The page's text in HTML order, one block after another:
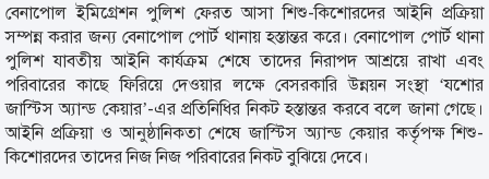
বেনাপোল ইমিগ্রেশন পুলিশ ফেরত আসা শিশু-কিশোরদের আইনি প্রক্রিয়া
সম্পন্ন করার জন্য বেনাপোল পোর্ট থানায় হস্তান্তর করে। বেনাপোল পোর্ট থানা
পুলিশ যাবতীয় আইনি কার্যক্রম শেষে তাদের নিরাপদ আশ্রয়ে রাখা এবং
পরিবারের কাছে ফিরিয়ে দেওয়ার লক্ষে বেসরকারি উন্নয়ন সংস্থা ‘যশোর
জাস্টিস অ্যান্ড কেয়ার’-এর প্রতিনিধির নিকট হস্তান্তর করবে বলে জানা গেছে।
আইনি প্রক্রিয়া ও আনুষ্ঠানিকতা শেষে জাস্টিস অ্যান্ড কেয়ার কর্তৃপক্ষ শিশু-
কিশোরদের তাদের নিজ নিজ পরিবারের নিকট বুঝিয়ে দেবে।